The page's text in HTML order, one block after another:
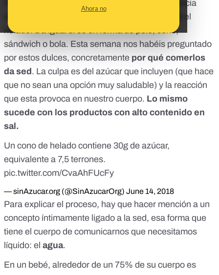
Ahora no
Para muchos, el postre o merienda por excelencia
desde ahora hasta que vuelva a refrescar será el
helado. Da igual si es en forma de polo, cono,
sándwich o bola. Esta semana nos habéis preguntado
por estos dulces, concretamente por qué comerlos
da sed . La culpa es del azúcar que incluyen (que hace
que no sean una opción muy saludable) y la reacción
que esta provoca en nuestro cuerpo. Lo mismo
sucede con los productos con alto contenido en
sal.
Un cono de helado contiene 30g de azúcar,
equivalente a 7,5 terrones.
pic.twitter.com/CvaAhFUcFy
— sinAzucar.org (@SinAzucarOrg) June 14, 2018
Para explicar el proceso, hay que hacer mención a un
concepto íntimamente ligado a la sed, esa forma que
tiene el cuerpo de comunicarnos que necesitamos
líquido: el agua.
En un bebé, alrededor de un 75% de su cuerpo es